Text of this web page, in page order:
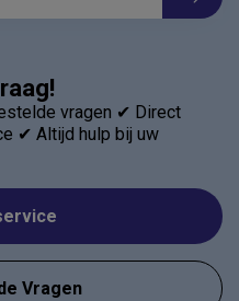
vragen ✔ Direct
✔ Altijd hulp bij uw
Vragen